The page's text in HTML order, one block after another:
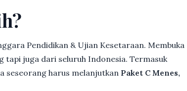
Pendidikan & Ujian Kesetaraan. Membuka
tapi juga dari seluruh Indonesia. Termasuk
seseorang harus melanjutkan Paket C Menes,